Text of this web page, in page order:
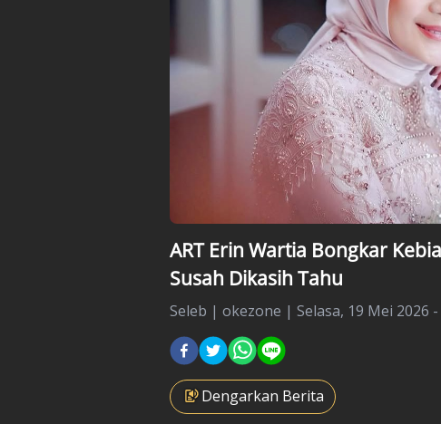
ART Erin Wartia Bongkar
Susah Dikasih Tahu
Seleb | okezone | Selasa, 19 Mei 2026 -
Dengarkan Berita